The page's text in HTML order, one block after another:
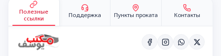
Полезные
ссылки
Поддержка Пункты проката Контакты